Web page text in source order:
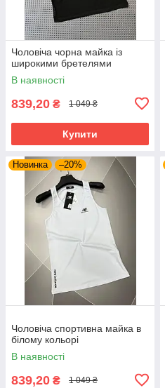
Чоловіча чорна майка із
широкими бретелями
В наявності
839,20 ₴ 1 049 ₴
Купити
Новинка –20%
Чоловіча спортивна майка в
білому кольорі
В наявності
839,20 ₴ 1 049 ₴